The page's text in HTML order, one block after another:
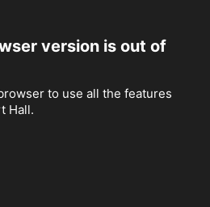
version is out of
to use all the features
Hall.